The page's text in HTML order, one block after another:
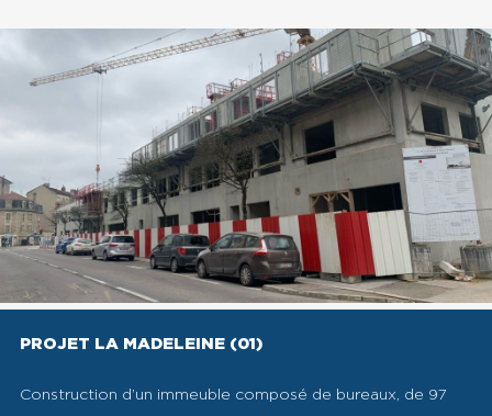
PROJET LA MADELEINE (01)
Construction d’un immeuble composé de bureaux, de 97